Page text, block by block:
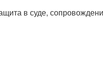
в суде,